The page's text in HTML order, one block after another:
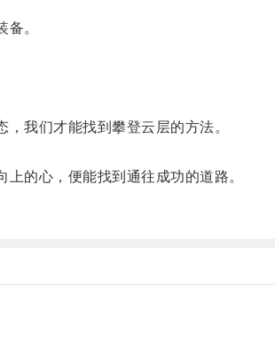
。
我们才能找到攀登云层的方法。
的心，便能找到通往成功的道路。